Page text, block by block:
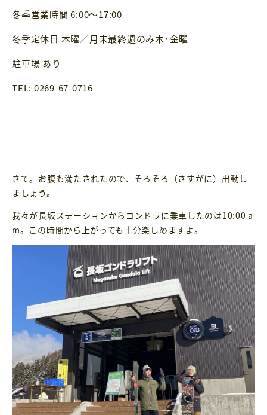
冬季営業時間 6:00〜17:00
冬季定休日 木曜／月末最終週のみ木･金曜
駐車場 あり
TEL: 0269-67-0716
さて。お腹も満たされたので、そろそろ（さすがに）出動し
ましょう。
我々が長坂ステーションからゴンドラに乗車したのは10:00 a
m。この時間から上がっても十分楽しめますよ。